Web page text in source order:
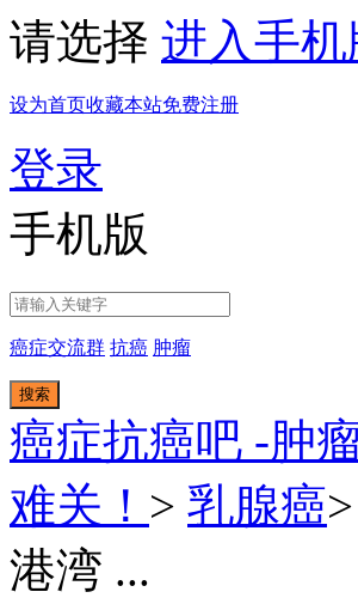
请选择 进入手机
设为首页收藏本站免费注册
登录
手机版
癌症交流群 抗癌 肿瘤
搜索
癌症抗癌吧 -肿
难关！ > 乳腺癌>
港湾 ...